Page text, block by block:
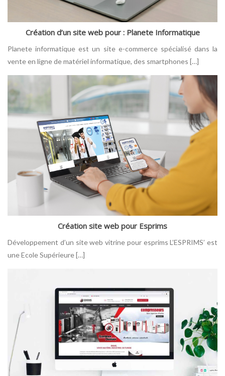
Création d’un site web pour : Planete Informatique
Planete informatique est un site e-commerce spécialisé dans la
vente en ligne de matériel informatique, des smartphones […]
Création site web pour Esprims
Développement d’un site web vitrine pour esprims L’ESPRIMS’ est
une Ecole Supérieure […]